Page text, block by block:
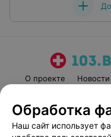
О проекте
Пользовательское
Обработка
Наш сайт использует